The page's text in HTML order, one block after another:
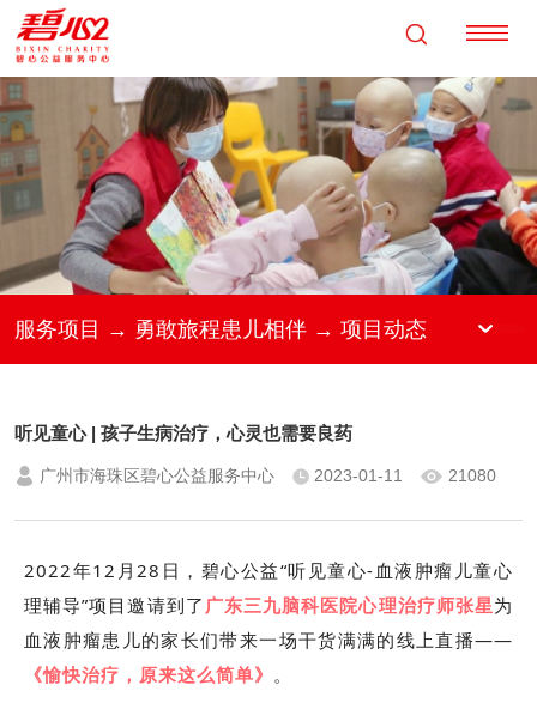
服务项目 → 勇敢旅程患儿相伴 → 项目动态
听见童心 | 孩子生病治疗，心灵也需要良药
广州市海珠区碧心公益服务中心 2023-01-11 21080
2022年12月28日，碧心公益“听见童心-血液肿瘤儿童心
理辅导”项目邀请到了 广东三九脑科医院心理治疗师张星为
血液肿瘤患儿的家长们带来一场干货满满的线上直播——
《愉快治疗，原来这么简单》 。